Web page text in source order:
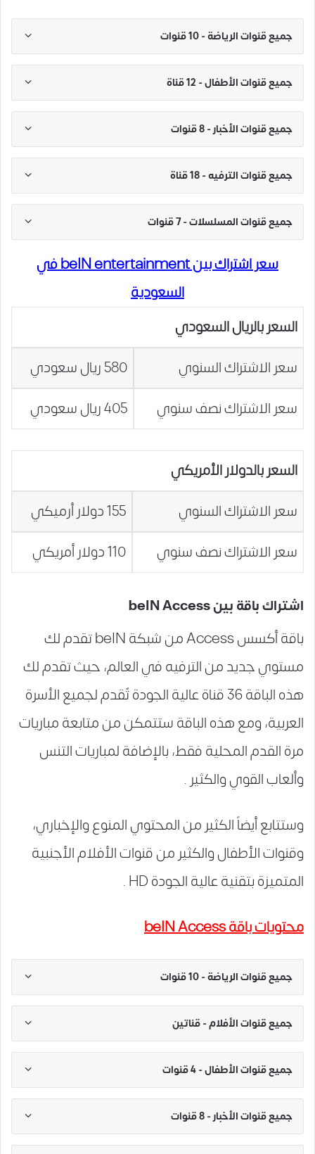
جميع قنوات الرياضة - 10 قنوات
جميع قنوات الأطفال - 12 قناة
جميع قنوات الأخبار - 8 قنوات
جميع قنوات الترفيه - 18 قناة
جميع قنوات المسلسلات - 7 قنوات
سعر اشتراك بين beIN entertainment في
السعودية
السعر بالريال السعودي
سعر الاشتراك السنوي
580 ريال سعودي
سعر الاشتراك نصف سنوي
405 ريال سعودي
السعر بالدولار الأمريكي
سعر الاشتراك السنوي
155 دولار أرميكي
سعر الاشتراك نصف سنوي
110 دولار أمريكي
اشتراك باقة بين beIN Access
باقة أكسس Access من شبكة beIN تقدم لك
مستوي جديد من الترفيه في العالم، حيث تقدم لك
هذه الباقة 36 قناة عالية الجودة تٌقدم لجميع الأسرة
العربية، ومع هذه الباقة ستتمكن من متابعة مباريات
مرة القدم المحلية فقط، بالإضافة لمباريات التنس
وألعاب القوي والكثير .
وستتابع أيضاً الكثير من المحتوي المنوع والإخباري،
وقنوات الأطفال والكثير من قنوات الأفلام الأجنبية
المتميزة بتقنية عالية الجودة HD .
محتويات باقة beIN Access
جميع قنوات الرياضة - 10 قنوات
جميع قنوات الأفلام - قناتين
جميع قنوات الأطفال - 4 قنوات
جميع قنوات الأخبار - 8 قنوات